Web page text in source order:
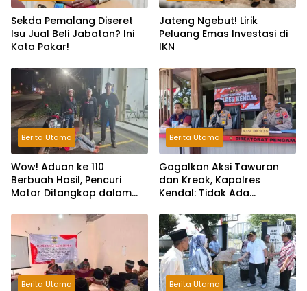
Sekda Pemalang Diseret
Isu Jual Beli Jabatan? Ini
Kata Pakar!
Jateng Ngebut! Lirik
Peluang Emas Investasi di
IKN
Berita Utama
Wow! Aduan ke 110
Berbuah Hasil, Pencuri
Motor Ditangkap dalam
Berita Utama
Gagalkan Aksi Tawuran
dan Kreak, Kapolres
Kendal: Tidak Ada
Pelaku Kejahatan Jalanan
Berita Utama Berita Utama